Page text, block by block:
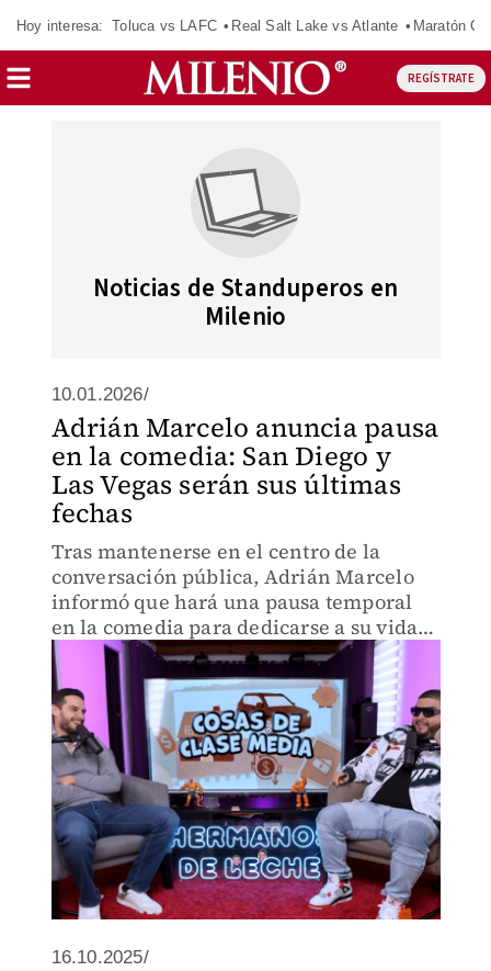
Hoy interesa: Toluca vs LAFC Real Salt Lake vs Atlante Maratón
REGÍSTRATE
Noticias de Standuperos en
Milenio
10.01.2026/
Adrián Marcelo anuncia pausa
en la comedia: San Diego y
Las Vegas serán sus últimas
fechas
Tras mantenerse en el centro de la
conversación pública, Adrián Marcelo
informó que hará una pausa temporal
en la comedia para dedicarse a su vida
personal y creativa
16.10.2025/